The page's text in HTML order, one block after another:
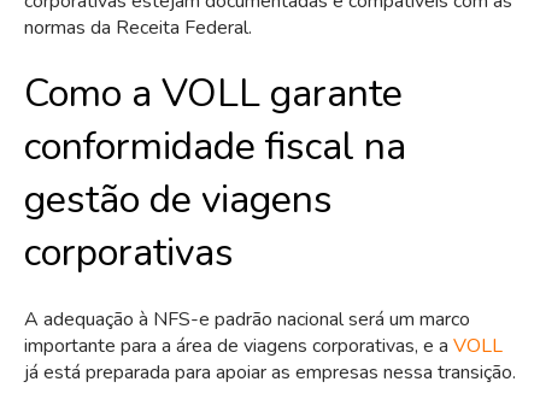
normas da Receita Federal.
Como a VOLL garante
conformidade fiscal na
gestão de viagens
corporativas
A adequação à NFS-e padrão nacional será um marco
importante para a área de viagens corporativas, e a VOLL
já está preparada para apoiar as empresas nessa transição.